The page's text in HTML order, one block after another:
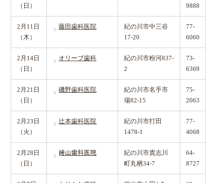
（日）
9888
2月11日
（木）
藤田歯科医院
紀の川市中三谷
17-20
77-
6060
2月14日
（日）
オリーブ歯科
紀の川市粉河837-
2
73-
6369
2月21日
（日）
磯野歯科医院
紀の川市名手市
場82-15
75-
2063
2月23日
（火）
辻本歯科医院
紀の川市打田
1478-1
77-
4068
2月28日
（日）
﨑山歯科医院
紀の川市貴志川
町丸栖34-7
64-
8727